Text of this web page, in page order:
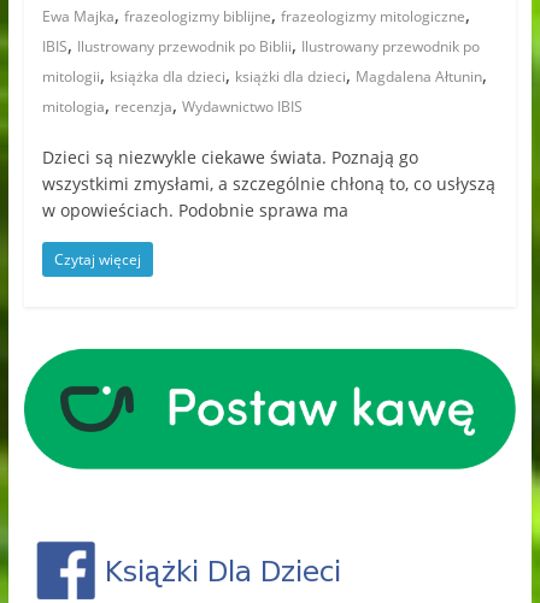
Ewa Majka, frazeologizmy biblijne, frazeologizmy mitologiczne,
IBIS, Ilustrowany przewodnik po Biblii, Ilustrowany przewodnik po
mitologii, książka dla dzieci, książki dla dzieci, Magdalena Ałtunin,
mitologia, recenzja, Wydawnictwo IBIS
Dzieci są niezwykle ciekawe świata. Poznają go
wszystkimi zmysłami, a szczególnie chłoną to, co usłyszą
w opowieściach. Podobnie sprawa ma
Czytaj więcej